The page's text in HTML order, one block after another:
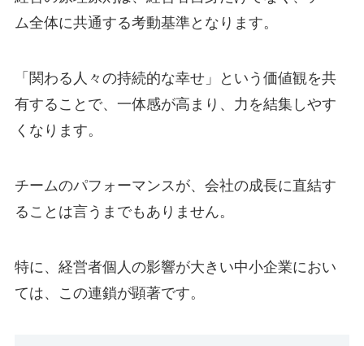
ム全体に共通する考動基準となります。
「関わる人々の持続的な幸せ」という価値観を共
有することで、一体感が高まり、力を結集しやす
くなります。
チームのパフォーマンスが、会社の成長に直結す
ることは言うまでもありません。
特に、経営者個人の影響が大きい中小企業におい
ては、この連鎖が顕著です。